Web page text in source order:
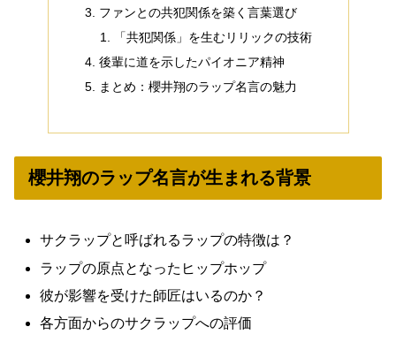
ファンとの共犯関係を築く言葉選び
「共犯関係」を生むリリックの技術
後輩に道を示したパイオニア精神
まとめ：櫻井翔のラップ名言の魅力
櫻井翔のラップ名言が生まれる背景
サクラップと呼ばれるラップの特徴は？
ラップの原点となったヒップホップ
彼が影響を受けた師匠はいるのか？
各方面からのサクラップへの評価